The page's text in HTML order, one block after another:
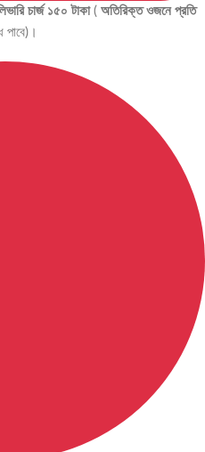
চার্জ ১৫০ টাকা ( অতিরিক্ত ওজনে প্রতি
পাবে)।